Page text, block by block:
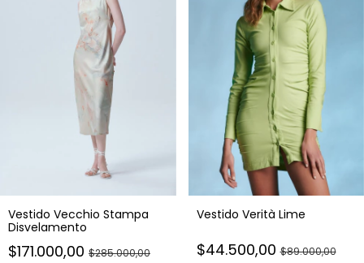
Vestido Vecchio Stampa
Disvelamento
$171.000,00 $285.000,00
Vestido Verità Lime
$44.500,00$89.000,00